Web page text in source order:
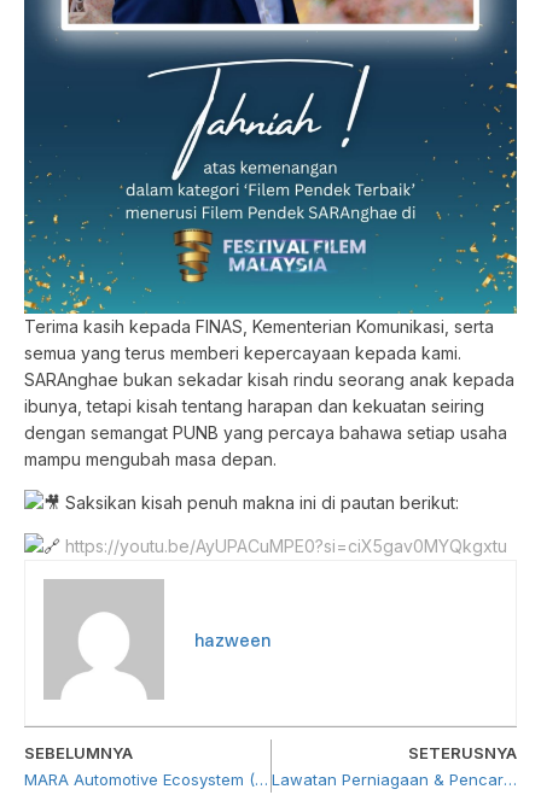
Terima kasih kepada FINAS, Kementerian Komunikasi, serta
semua yang terus memberi kepercayaan kepada kami.
SARAnghae bukan sekadar kisah rindu seorang anak kepada
ibunya, tetapi kisah tentang harapan dan kekuatan seiring
dengan semangat PUNB yang percaya bahawa setiap usaha
mampu mengubah masa depan.
Saksikan kisah penuh makna ini di pautan berikut:
https://youtu.be/AyUPACuMPE0?si=ciX5gav0MYQkgxtu
hazween
SEBELUMNYA
MARA Automotive Ecosystem (MATEC) 2025
SETERUSNYA
Lawatan Perniagaan & Pencarian Sumber Pembekalan Produk dan Perkhidmatan di China (Yiwu, Guangzhou & Foshan)